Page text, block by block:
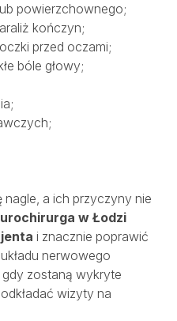
powierzchownego;
kończyn;
przed oczami;
bóle głowy;
nagle, a ich przyczyny nie
w Łodzi
i znacznie poprawić
nerwowego
zostaną wykryte
wizyty na